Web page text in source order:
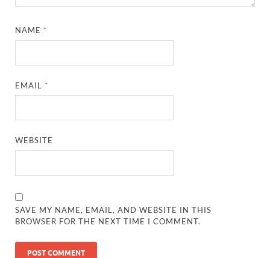
NAME *
EMAIL *
WEBSITE
SAVE MY NAME, EMAIL, AND WEBSITE IN THIS
BROWSER FOR THE NEXT TIME I COMMENT.